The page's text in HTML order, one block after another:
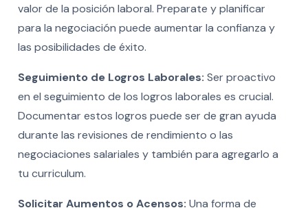
valor de la posición laboral. Preparate y planificar
para la negociación puede aumentar la confianza y
las posibilidades de éxito.
Seguimiento de Logros Laborales: Ser proactivo
en el seguimiento de los logros laborales es crucial.
Documentar estos logros puede ser de gran ayuda
durante las revisiones de rendimiento o las
negociaciones salariales y también para agregarlo a
tu curriculum.
Solicitar Aumentos o Acensos: Una forma de